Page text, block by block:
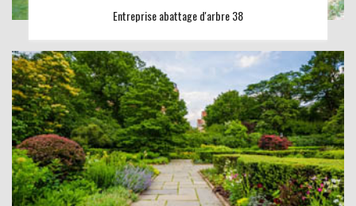
Entreprise abattage d'arbre 38